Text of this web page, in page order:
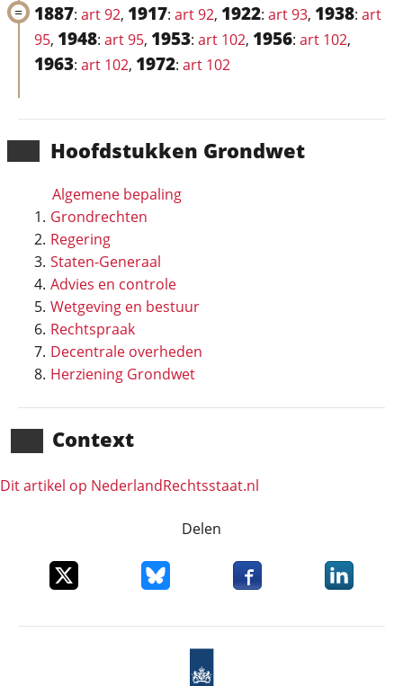
Hoofd­stukken Grondwet
Algemene bepaling
Grondrechten
Regering
Staten-Generaal
Advies en controle
Wetgeving en bestuur
Rechtspraak
Decentrale overheden
Herziening Grondwet
Context
Dit artikel op NederlandRechts­staat.nl
1887: art 92, 1917: art 92, 1922: art 93, 1938: art
95, 1948: art 95, 1953: art 102, 1956: art 102,
1963: art 102, 1972: art 102
Delen
Deel dit item op XDeel dit item op Bluesky
Deel dit item opDeel dit